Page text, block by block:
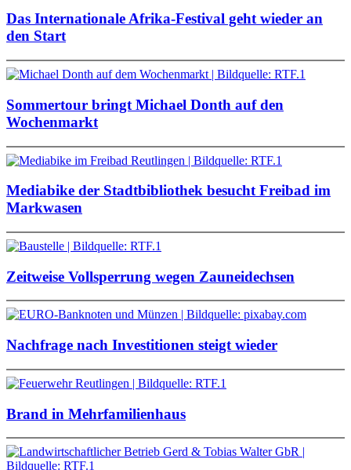
Das Internationale Afrika-Festival geht wieder an
den Start
Sommertour bringt Michael Donth auf den
Wochenmarkt
Mediabike der Stadtbibliothek besucht Freibad im
Markwasen
Zeitweise Vollsperrung wegen Zauneidechsen
Nachfrage nach Investitionen steigt wieder
Brand in Mehrfamilienhaus